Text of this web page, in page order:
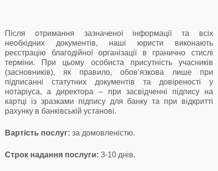
Після отримання зазначеної інформації та всіх
необхідних документів, наші юристи виконають
реєстрацію благодійної організації в гранично стислі
терміни. При цьому особиста присутність учасників
(засновників), як правило, обов’язкова лише при
підписанні статутних документів та довіреності у
нотаріуса, а директора – при засвідченні підпису на
картці із зразками підпису для банку та при відкритті
рахунку в банківській установі.
Вартість послуг: за домовленістю.
Строк надання послуги: 3-10 днів.